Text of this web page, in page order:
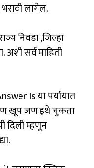
भरावी लागेल.
निवडा ,जिल्हा
अशी सर्व माहिती
Is या पर्यायात
खूप जण इथे चुकता
दिली म्हणून